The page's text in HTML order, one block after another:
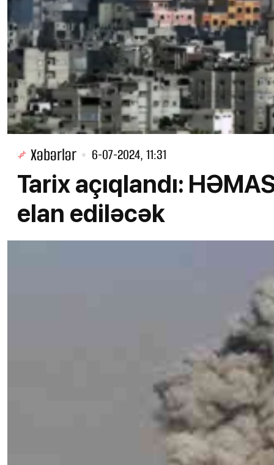
Xəbərlər 6-07-2024, 11:31
Tarix açıqlandı:
elan ediləcək